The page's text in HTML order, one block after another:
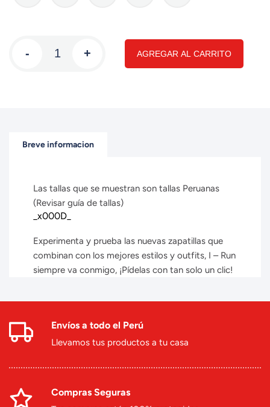
- + AGREGAR AL CARRITO
Breve informacion
Las tallas que se muestran son tallas Peruanas
(Revisar guía de tallas)
_x000D_
Experimenta y prueba las nuevas zapatillas que
combinan con los mejores estilos y outfits, I – Run
siempre va conmigo, ¡Pídelas con tan solo un clic!
Envíos a todo el Perú
Llevamos tus productos a tu casa
Compras Seguras